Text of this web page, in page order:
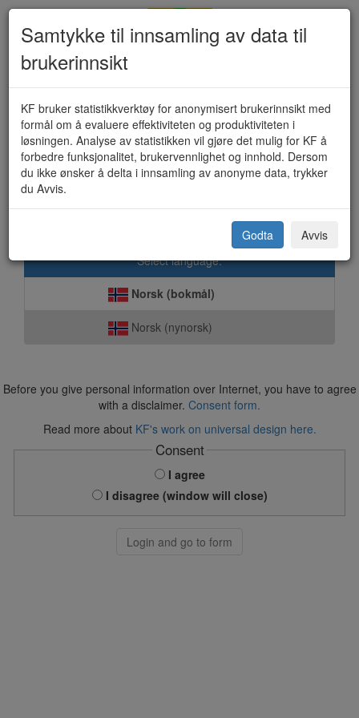
Kommunal bolig - leie (KF-459)
Leirfjord kommune
Select language:
Norsk (bokmål)
Norsk (nynorsk)
Before you give personal information over Internet, you have to agree
with a disclaimer. Consent form.
Read more about KF's work on universal design here.
Consent
I agree
I disagree (window will close)
Login and go to form
Samtykke til innsamling av data til
brukerinnsikt
KF bruker statistikkverktøy for anonymisert brukerinnsikt med
formål om å evaluere effektiviteten og produktiviteten i
løsningen. Analyse av statistikken vil gjøre det mulig for KF å
forbedre funksjonalitet, brukervennlighet og innhold. Dersom
du ikke ønsker å delta i innsamling av anonyme data, trykker
du Avvis.
Godta Avvis